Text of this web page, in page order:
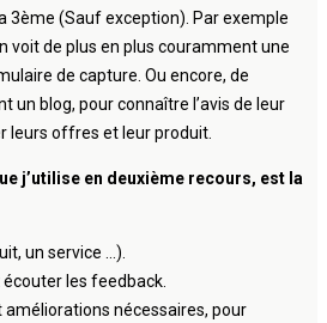
3ème (Sauf exception). Par exemple
voit de plus en plus couramment une
de capture. Ou encore, de
un blog, pour connaître l’avis de leur
leurs offres et leur produit.
j’utilise en deuxième recours, est la
un service …).
les feedback.
nécessaires, pour